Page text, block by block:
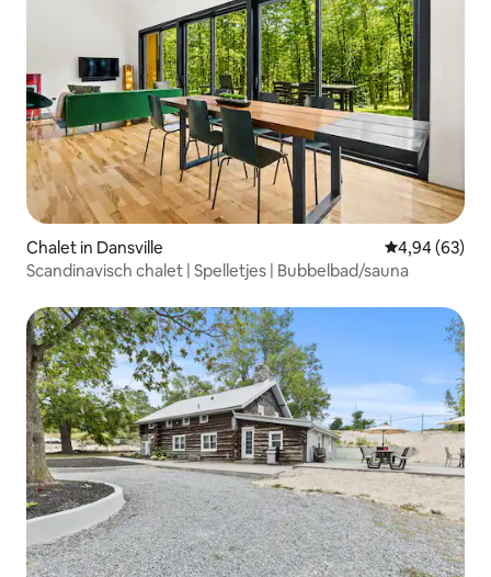
Chalet in Dansville Gemiddelde
4,94 (63)
Scandinavisch chalet | Spelletjes | Bubbelbad/sauna